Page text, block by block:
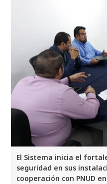
El Sistema inicia el
seguridad en sus
cooperación con PNUD